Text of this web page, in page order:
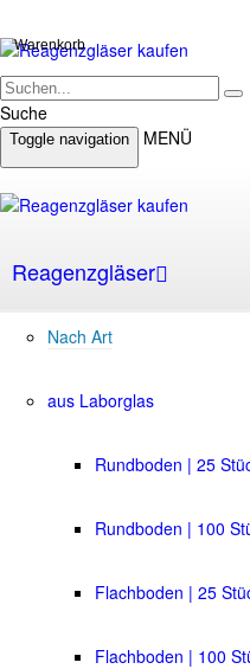
Suche
Warenkorb
Toggle navigation MENÜ
Reagenzgläser
Nach Art
aus Laborglas
Rundboden | 25
Rundboden | 100
Flachboden | 25
Flachboden | 100